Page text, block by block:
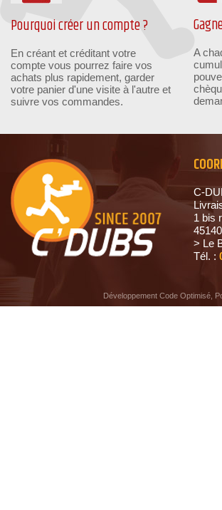
Pourquoi créer un compte ?
En créant et créditant votre
compte vous pourrez faire vos
achats plus rapidement, garder
votre panier d'une visite à l'autre et
suivre vos commandes.
A
C-
1 bis
> Le
Tél. :
Développement Code Optimisé,